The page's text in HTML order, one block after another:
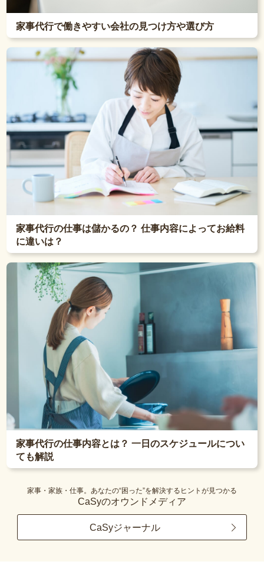
家事代行で働きやすい会社の見つけ方や選び方
家事代行の仕事は儲かるの？ 仕事内容によってお給料
に違いは？
家事代行の仕事内容とは？ 一日のスケジュールについ
ても解説
家事・家族・仕事。あなたの“困った”を解決するヒントが見つかる
CaSyのオウンドメディア
CaSyジャーナル